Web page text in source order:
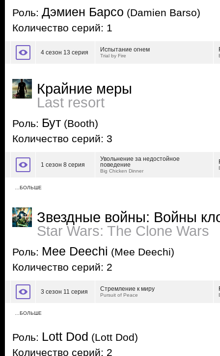
Роль: Дэмиен Барсо (Damien Barso)
Количество серий: 1
4 сезон 13 серия Испытание огнем
Trial by Fire
Крайние меры
Last resort
Роль: Бут (Booth)
Количество серий: 3
1 сезон 8 серия
Увольнение за недостойное
поведение
Big Chicken Dinner
…БОЛЬШЕ
Звездные войны: Войны
Star Wars: The Clone Wars
Роль: Mee Deechi (Mee Deechi)
Количество серий: 2
3 сезон 11 серия Стремление к миру
Pursuit of Peace
…БОЛЬШЕ
Роль: Lott Dod (Lott Dod)
Количество серий: 2